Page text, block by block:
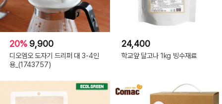
20% 9,900
디오엠오 도자기 드리퍼 대 3-4인
용_(1743757)
24,400
학교앞 달고나 1kg 빙수재료